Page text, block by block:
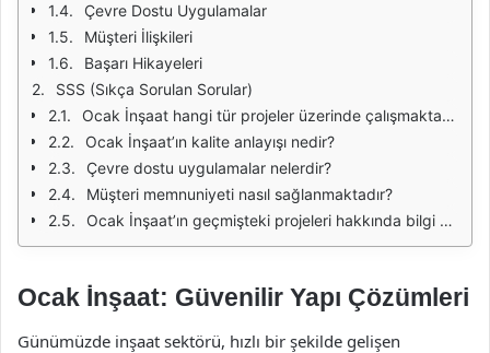
Çevre Dostu Uygulamalar
Müşteri İlişkileri
Başarı Hikayeleri
SSS (Sıkça Sorulan Sorular)
Ocak İnşaat hangi tür projeler üzerinde çalışmaktadır?
Ocak İnşaat’ın kalite anlayışı nedir?
Çevre dostu uygulamalar nelerdir?
Müşteri memnuniyeti nasıl sağlanmaktadır?
Ocak İnşaat’ın geçmişteki projeleri hakkında bilgi alabilir miyim?
Ocak İnşaat: Güvenilir Yapı Çözümleri
Günümüzde inşaat sektörü, hızlı bir şekilde gelişen